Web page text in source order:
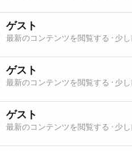
ゲスト
最新のコンテンツを閲覧する 少
ゲスト
最新のコンテンツを閲覧する 少
ゲスト
最新のコンテンツを閲覧する 少